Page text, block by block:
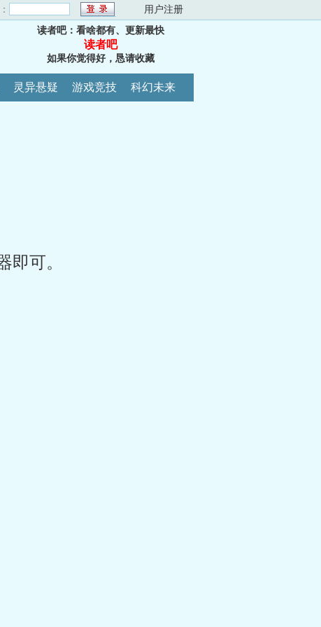
用户注册
读者吧：看啥都有、更新最快
读者吧
如果你觉得好，恳请收藏
灵异悬疑 游戏竞技 科幻未来
即可。